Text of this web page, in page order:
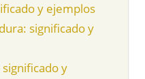
y ejemplos
significado y
y